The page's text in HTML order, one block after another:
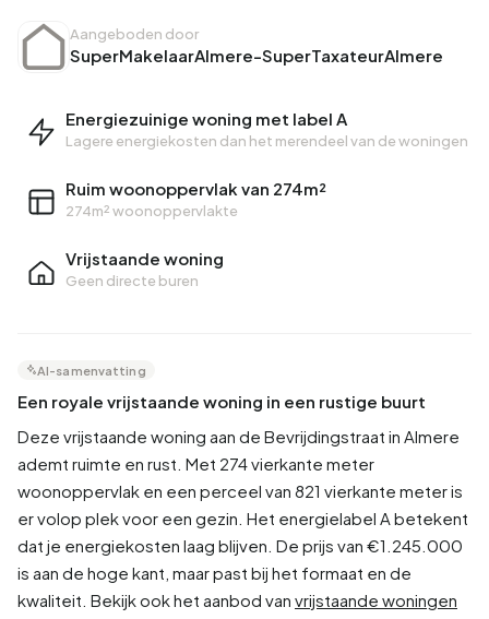
Energiezuinige woning met label A
Lagere energiekosten dan het merendeel van de woningen
Ruim woonoppervlak van 274m²
274m² woonoppervlakte
Vrijstaande woning
Geen directe buren
AI-samenvatting
Een royale vrijstaande woning in een rustige buurt
Deze vrijstaande woning aan de Bevrijdingstraat in Almere
ademt ruimte en rust. Met 274 vierkante meter
woonoppervlak en een perceel van 821 vierkante meter is
er volop plek voor een gezin. Het energielabel A betekent
dat je energiekosten laag blijven. De prijs van €1.245.000
is aan de hoge kant, maar past bij het formaat en de
kwaliteit. Bekijk ook het aanbod van vrijstaande woningen
Aangeboden door
SuperMakelaarAlmere-SuperTaxateurAlmere